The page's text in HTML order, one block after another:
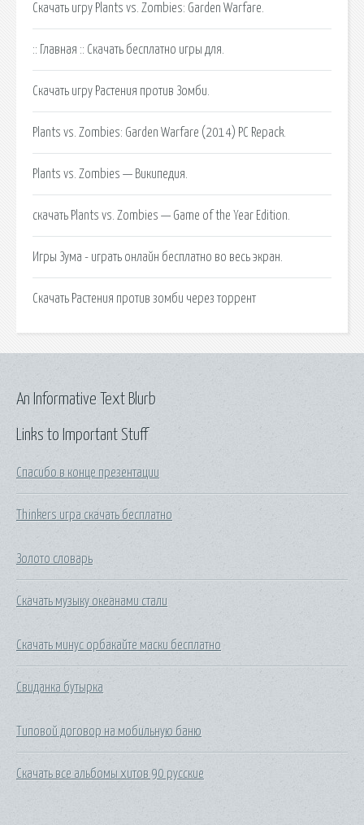
Скачать игру Plants vs. Zombies: Garden Warfare.
:: Главная :: Скачать бесплатно игры для.
Скачать игру Растения против Зомби.
Plants vs. Zombies: Garden Warfare (2014) PC Repack.
Plants vs. Zombies — Википедия.
скачать Plants vs. Zombies — Game of the Year Edition.
Игры Зума - играть онлайн бесплатно во весь экран.
Скачать Растения против зомби через торрент
Links to Important Stuff
Спасибо в конце презентации
Thinkers игра скачать бесплатно
Золото словарь
Скачать музыку океанами стали
Скачать минус орбакайте маски бесплатно
Свиданка бутырка
Типовой договор на мобильную баню
Скачать все альбомы хитов 90 русские
An Informative Text Blurb